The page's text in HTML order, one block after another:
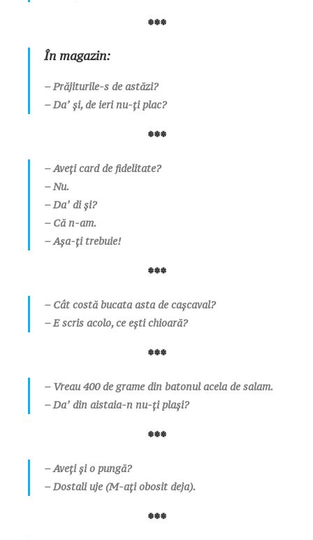
***
În magazin:
– Prăjiturile-s de astăzi?
– Daʼ și, de ieri nu-ți plac?
***
– Aveți card de fidelitate?
– Nu.
– Daʼ di și?
– Că n-am.
– Așa-ți trebuie!
***
– Cât costă bucata asta de cașcaval?
– E scris acolo, ce ești chioară?
***
– Vreau 400 de grame din batonul acela de salam.
– Daʼ din aistaia-n nu-ți plași?
***
– Aveți și o pungă?
– Dostali uje (M-ați obosit deja).
***